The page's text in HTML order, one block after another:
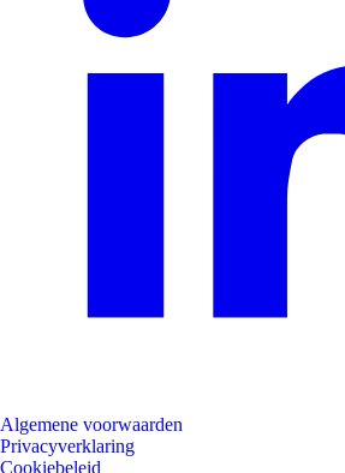
Algemene voorwaarden
Privacyverklaring
Cookiebeleid